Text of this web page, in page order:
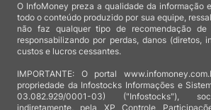
O InfoMoney preza a qualidade da informação
todo o conteúdo produzido por sua equipe,
não faz qualquer tipo de recomendação de
responsabilizando por perdas, danos (diretos,
custos e lucros cessantes.
IMPORTANTE: O portal
propriedade da Infostocks Informações e
03.082.929/0001-03) ("Infostocks"),
indiretamente, pela XP Controle